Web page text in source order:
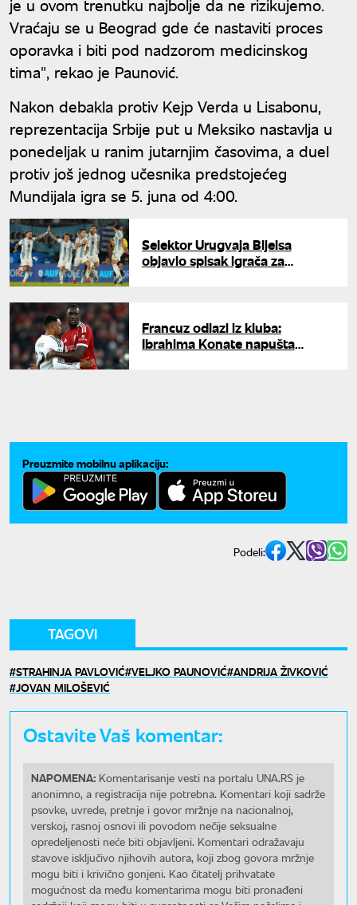
je u ovom trenutku najbolje da ne rizikujemo.
Vraćaju se u Beograd gde će nastaviti proces
oporavka i biti pod nadzorom medicinskog
tima", rekao je Paunović.
Nakon debakla protiv Kejp Verda u Lisabonu,
reprezentacija Srbije put u Meksiko nastavlja u
ponedeljak u ranim jutarnjim časovima, a duel
protiv još jednog učesnika predstojećeg
Mundijala igra se 5. juna od 4:00.
Selektor Urugvaja Bijelsa
objavio spisak igrača za
Francuz odlazi iz kluba:
Ibrahima Konate napušta
Preuzmite mobilnu aplikaciju:
Podeli:
TAGOVI
STRAHINJA PAVLOVIĆ VELJKO PAUNOVIĆ ANDRIJA ŽIVKOVIĆ
JOVAN MILOŠEVIĆ
Ostavite Vaš komentar:
NAPOMENA: Komentarisanje vesti na portalu UNA.RS je
anonimno, a registracija nije potrebna. Komentari koji sadrže
psovke, uvrede, pretnje i govor mržnje na nacionalnoj,
verskoj, rasnoj osnovi ili povodom nečije seksualne
opredeljenosti neće biti objavljeni. Komentari odražavaju
stavove isključivo njihovih autora, koji zbog govora mržnje
mogu biti i krivično gonjeni. Kao čitatelj prihvatate
mogućnost da među komentarima mogu biti pronađeni